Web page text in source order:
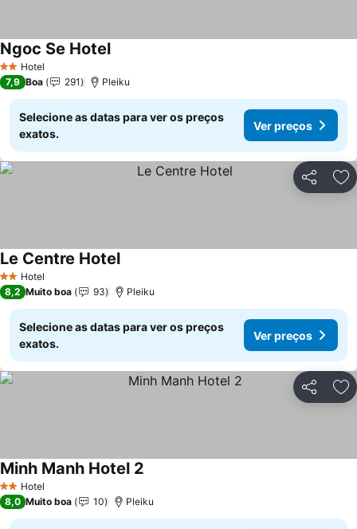
2 Estrelas
Hotel
Ngoc Se Hotel
7,9 Boa 291 Pleiku
Selecione as datas para ver os preços
exatos.
Ver preços
Partilhar
2 Estrelas
Hotel
Le Centre Hotel
8,2 Muito boa 93 Pleiku
Selecione as datas para ver os preços
exatos.
Ver preços
Partilhar
2 Estrelas
Hotel
Minh Manh Hotel 2
8,0 Muito boa 10 Pleiku